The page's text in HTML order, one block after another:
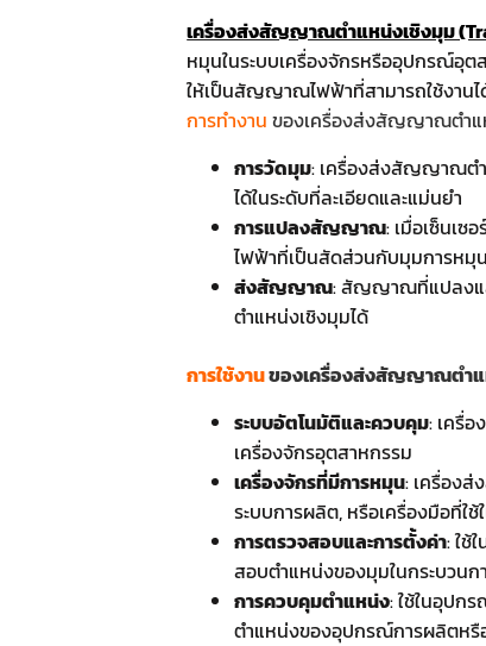
เครื่องส่งสัญญาณตำแหน่งเชิงมุม
หมุนในระบบเครื่องจักรหรืออุปกรณ์อุ
ให้เป็นสัญญาณไฟฟ้าที่สามารถใช้งาน
การทำงานของเครื่องส่งสัญญาณตำแ
การวัดมุม: เครื่องส่งสัญญาณตำ
ได้ในระดับที่ละเอียดและแม่นยำ
การแปลงสัญญาณ: เมื่อเซ็นเ
ไฟฟ้าที่เป็นสัดส่วนกับมุมการหมุ
ส่งสัญญาณ: สัญญาณที่แปลงแล้
ตำแหน่งเชิงมุมได้
การใช้งานของเครื่องส่งสัญญาณตำแ
ระบบอัตโนมัติและควบคุม: เครื่
เครื่องจักรอุตสาหกรรม
เครื่องจักรที่มีการหมุน: เครื่องส่
ระบบการผลิต, หรือเครื่องมือที่ใ
การตรวจสอบและการตั้งค่า: ใช้
สอบตำแหน่งของมุมในกระบวนก
การควบคุมตำแหน่ง: ใช้ในอุปก
ตำแหน่งของอุปกรณ์การผลิตหรื